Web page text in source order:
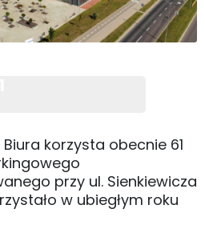
korzysta obecnie 61
przy ul. Sienkiewicza
w ubiegłym roku